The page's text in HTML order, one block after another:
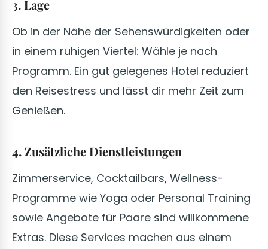
3. Lage
Ob in der Nähe der Sehenswürdigkeiten oder
in einem ruhigen Viertel: Wähle je nach
Programm. Ein gut gelegenes Hotel reduziert
den Reisestress und lässt dir mehr Zeit zum
Genießen.
4. Zusätzliche Dienstleistungen
Zimmerservice, Cocktailbars, Wellness-
Programme wie Yoga oder Personal Training
sowie Angebote für Paare sind willkommene
Extras. Diese Services machen aus einem